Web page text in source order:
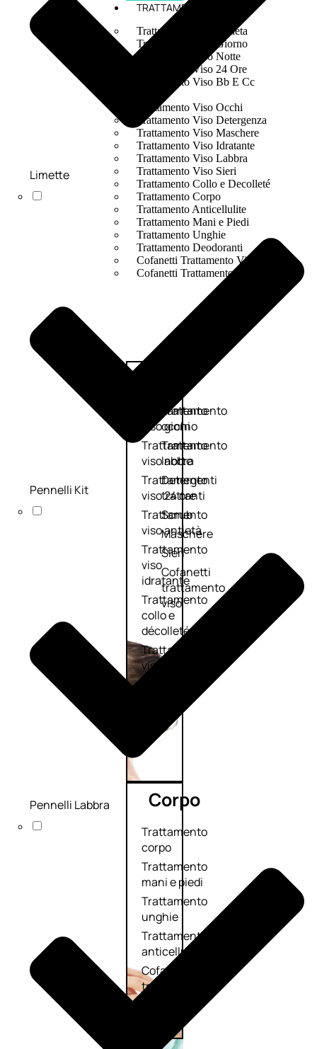
TRATTAMENTI
Trattamento Viso Antieta
Trattamento Viso Giorno
Trattamento Viso Notte
Trattamento Viso 24 Ore
Trattamento Viso Bb E Cc
Trattamento Viso Occhi
Trattamento Viso Detergenza
Trattamento Viso Maschere
Trattamento Viso Idratante
Trattamento Viso Labbra
Trattamento Viso Sieri
Trattamento Collo e Decolleté
Trattamento Corpo
Trattamento Anticellulite
Trattamento Mani e Piedi
Trattamento Unghie
Trattamento Deodoranti
Cofanetti Trattamento Viso
Cofanetti Trattamento Corpo
Trattamento
viso giorno
Trattamento
viso notte
Trattamento
viso 24 ore
Trattamento
viso antietà
Trattamento
viso
idratante
Trattamento
collo e
décolleté
Trattamento
viso BB e CC
cream
Trattamento
occhi
Trattamento
labbra
Detergenti
trattanti
Scrub
Maschere
Sieri
Cofanetti
trattamento
viso
Corpo
Trattamento
corpo
Trattamento
mani e piedi
Trattamento
unghie
Trattamento
anticellulite
Cofanetti
trattamento
Limette
Pennelli Kit
Pennelli Labbra